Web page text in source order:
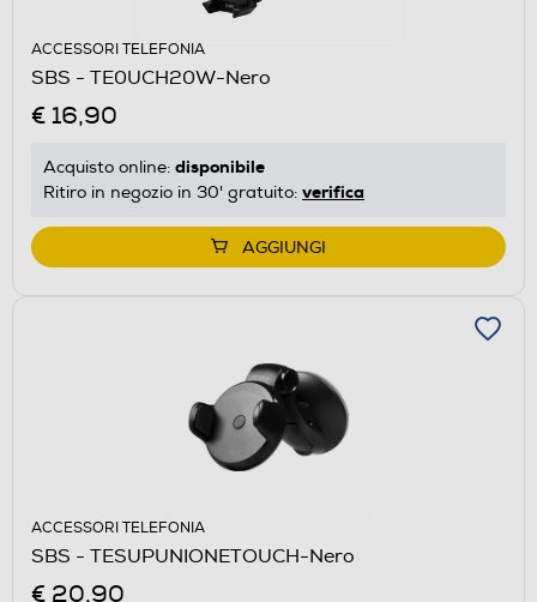
ACCESSORI TELEFONIA
SBS - TE0UCH20W-Nero
€ 16,90
Acquisto online: disponibile
Ritiro in negozio in 30' gratuito: verifica
AGGIUNGI
ACCESSORI TELEFONIA
SBS - TESUPUNIONETOUCH-Nero
€ 20,90